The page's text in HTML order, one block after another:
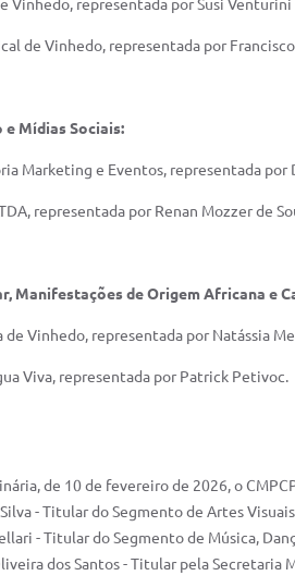
Vinhedo, representada por Susi Venturini
de Vinhedo, representada por
e Mídias Sociais:
Marketing e Eventos, representada por
representada por Renan Mozzer de
Manifestações de Origem Africana e
de Vinhedo, representada por Natássia
Viva, representada por Patrick Petivoc.
de 10 de fevereiro de 2026, o
- Titular do Segmento de Artes
- Titular do Segmento de Música,
dos Santos - Titular pela Secretaria